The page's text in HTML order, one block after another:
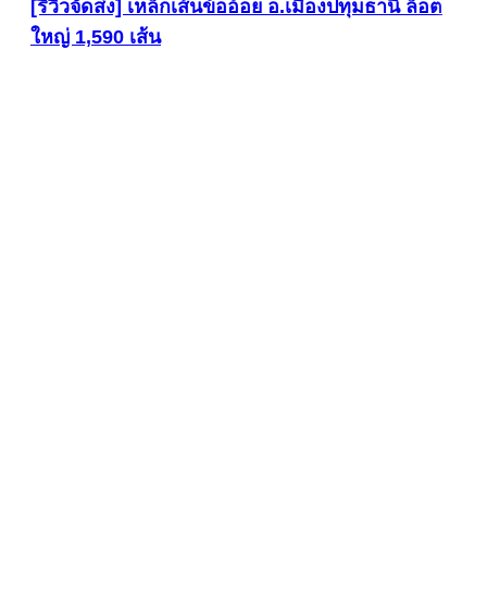
[รีวิวจัดส่ง] เหล็กเส้นข้ออ้อย อ.เมืองปทุมธานี ล็อต
ใหญ่ 1,590 เส้น